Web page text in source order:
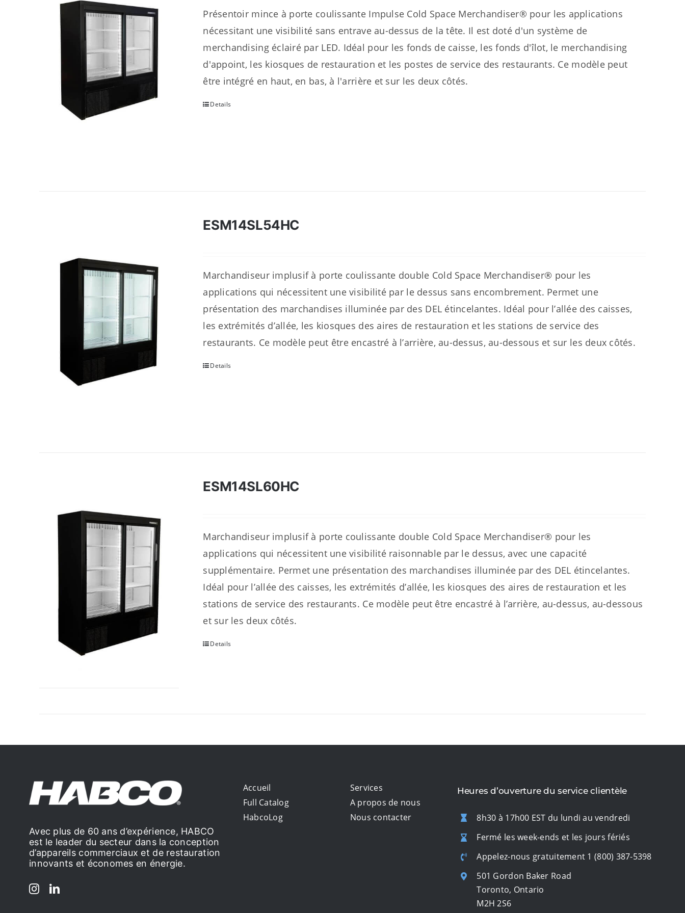
Présentoir mince à porte coulissante Impulse Cold Space Merchandiser® pour les applications
nécessitant une visibilité sans entrave au-dessus de la tête. Il est doté d'un système de
merchandising éclairé par LED. Idéal pour les fonds de caisse, les fonds d'îlot, le merchandising
d'appoint, les kiosques de restauration et les postes de service des restaurants. Ce modèle peut
être intégré en haut, en bas, à l'arrière et sur les deux côtés.
Details
ESM14SL54HC
Marchandiseur implusif à porte coulissante double Cold Space Merchandiser® pour les
applications qui nécessitent une visibilité par le dessus sans encombrement. Permet une
présentation des marchandises illuminée par des DEL étincelantes. Idéal pour l’allée des caisses,
les extrémités d’allée, les kiosques des aires de restauration et les stations de service des
restaurants. Ce modèle peut être encastré à l’arrière, au-dessus, au-dessous et sur les deux côtés.
Details
ESM14SL60HC
Marchandiseur implusif à porte coulissante double Cold Space Merchandiser® pour les
applications qui nécessitent une visibilité raisonnable par le dessus, avec une capacité
supplémentaire. Permet une présentation des marchandises illuminée par des DEL étincelantes.
Idéal pour l’allée des caisses, les extrémités d’allée, les kiosques des aires de restauration et les
stations de service des restaurants. Ce modèle peut être encastré à l’arrière, au-dessus, au-dessous
et sur les deux côtés.
Details
Avec plus de 60 ans d’expérience, HABCO
est le leader du secteur dans la conception
d’appareils commerciaux et de restauration
innovants et économes en énergie.
Accueil
Full Catalog
HabcoLog
Services
A propos de nous
Nous contacter
Heures d’ouverture du service clientèle
8h30 à 17h00 EST du lundi au vendredi
Fermé les week-ends et les jours fériés
Appelez-nous gratuitement 1 (800) 387-5398
501 Gordon Baker Road
Toronto, Ontario
M2H 2S6